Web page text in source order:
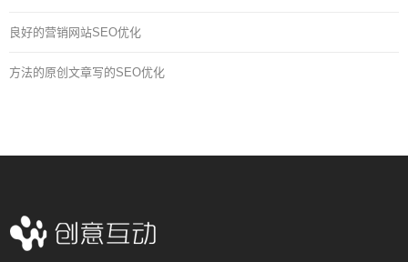
良好的营销网站SEO优化
方法的原创文章写的SEO优化